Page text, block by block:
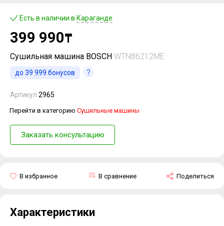
Сушильная машина BOSCH WTN86212ME
Артикул 2965
Перейти в категорию Сушильные машины
Заказать консультацию
Поделиться
В сравнение
В избранное
Есть в наличии в Караганде
до 39 999 бонусов
399 990₸
Характеристики